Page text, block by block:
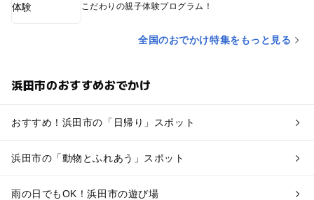
こだわりの親子体験プログラム！
全国のおでかけ特集をもっと見る
浜田市のおすすめおでかけ
おすすめ！浜田市の「日帰り」スポット
浜田市の「動物とふれあう」スポット
雨の日でもOK！浜田市の遊び場